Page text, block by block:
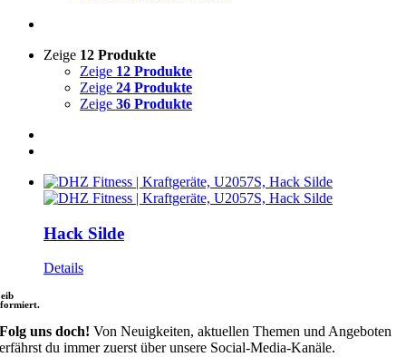
Zeige 12 Produkte
Zeige 12 Produkte
Zeige 24 Produkte
Zeige 36 Produkte
Hack Silde
Details
Folg uns doch! Von Neuigkeiten, aktuellen Themen und Angeboten
erfährst du immer zuerst über unsere Social-Media-Kanäle.